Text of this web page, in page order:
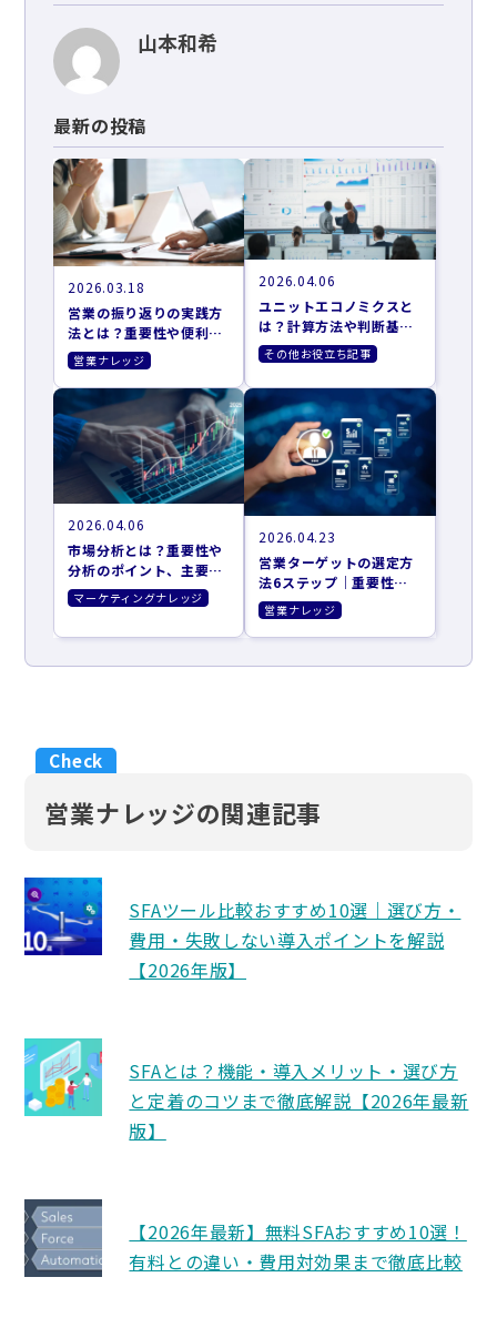
山本和希
最新の投稿
2026.03.18
営業の振り返りの実践方
法とは？重要性や便利な
フレームワークも解説
営業ナレッジ
2026.04.06
ユニットエコノミクスと
は？計算方法や判断基
準、改善施策まで解説
その他お役立ち記事
2026.04.06
市場分析とは？重要性や
分析のポイント、主要な
フレームワークを紹介
マーケティングナレッジ
2026.04.23
営業ターゲットの選定方
法6ステップ｜重要性や
おすすめのツールも紹介
営業ナレッジ
営業ナレッジの関連記事
SFAツール比較おすすめ10選｜選び方・
費用・失敗しない導入ポイントを解説
【2026年版】
SFAとは？機能・導入メリット・選び方
と定着のコツまで徹底解説【2026年最新
版】
【2026年最新】無料SFAおすすめ10選！
有料との違い・費用対効果まで徹底比較